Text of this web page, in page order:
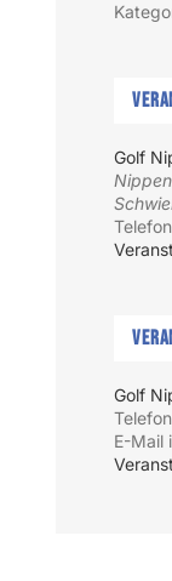
Golf
Telefon
Golf
Telefon
E-Mail